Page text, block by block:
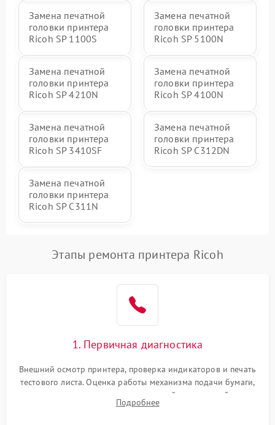
Замена печатной
головки принтера
Ricoh SP 1100S
Замена печатной
головки принтера
Ricoh SP 5100N
Замена печатной
головки принтера
Ricoh SP 4210N
Замена печатной
головки принтера
Ricoh SP 4100N
Замена печатной
головки принтера
Ricoh SP 3410SF
Замена печатной
головки принтера
Ricoh SP C312DN
Замена печатной
головки принтера
Ricoh SP C311N
Этапы ремонта принтера Ricoh
1. Первичная диагностика
Внешний осмотр принтера, проверка индикаторов и печать
тестового листа. Оценка работы механизма подачи бумаги,
выявление посторонних шумов, замятий и первичный анализ
дефектов печати (полосы, фон, пробелы).
Подробнее